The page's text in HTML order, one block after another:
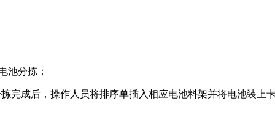
池分拣；
完成后，操作人员将排序单插入相应电池料架并将电池装上卡